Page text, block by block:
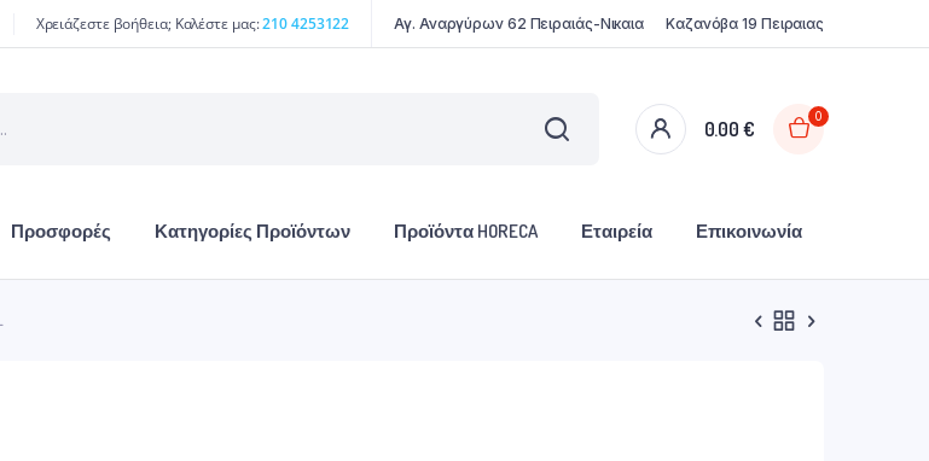
Χρειάζεστε βοήθεια; Καλέστε μας:210 4253122 Αγ. Αναργύρων 62 Πειραιάς-Νικαια Καζανόβα 19 Πειραιας
0.00€
0
Προσφορές Κατηγορίες Προϊόντων Προϊόντα HORECA Εταιρεία Επικοινωνία